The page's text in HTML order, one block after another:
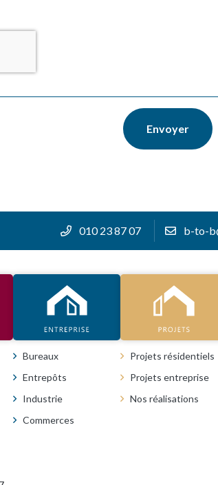
010 23 87 07 b-to-
ENTREPRISE
Bureaux
Entrepôts
Industrie
Commerces
PROJETS
Projets résidentiels
Projets entreprise
Nos réalisations